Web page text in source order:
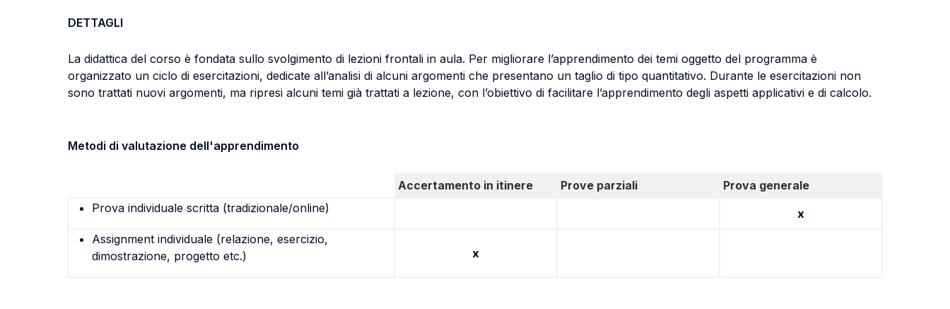
DETTAGLI
La didattica del corso è fondata sullo svolgimento di lezioni frontali in aula. Per migliorare l’apprendimento dei temi oggetto del programma è
organizzato un ciclo di esercitazioni, dedicate all’analisi di alcuni argomenti che presentano un taglio di tipo quantitativo. Durante le esercitazioni non
sono trattati nuovi argomenti, ma ripresi alcuni temi già trattati a lezione, con l’obiettivo di facilitare l’apprendimento degli aspetti applicativi e di calcolo.
Metodi di valutazione dell'apprendimento
Accertamento in itinere Prove parziali
Prova generale
Prova individuale scritta (tradizionale/online)
x
Assignment individuale (relazione, esercizio,
dimostrazione, progetto etc.)
x